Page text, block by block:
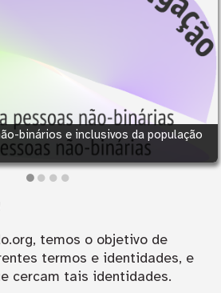
binários e inclusivos da população
temos o objetivo de
termos e identidades, e
cercam tais identidades.